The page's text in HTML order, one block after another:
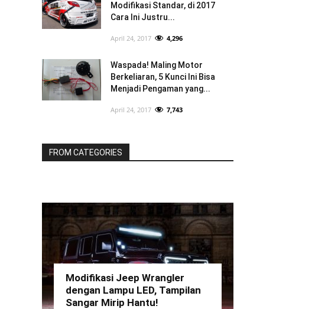
Modifikasi Standar, di 2017
Cara Ini Justru...
April 24, 2017 4,296
Waspada! Maling Motor
Berkeliaran, 5 Kunci Ini Bisa
Menjadi Pengaman yang...
April 24, 2017 7,743
FROM CATEGORIES
Modifikasi Jeep Wrangler
dengan Lampu LED, Tampilan
Sangar Mirip Hantu!